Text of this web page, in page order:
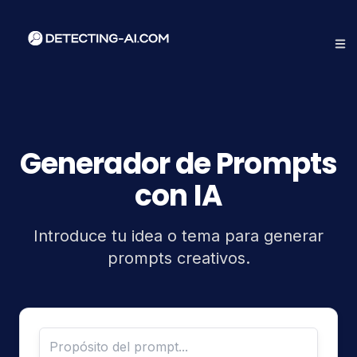
Generador de Prompts
con IA
Introduce tu idea o tema para generar
prompts creativos.